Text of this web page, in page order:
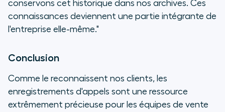
conservons cet historique dans nos archives. Ces
connaissances deviennent une partie intégrante de
l'entreprise elle-même."
Conclusion
Comme le reconnaissent nos clients, les
enregistrements d'appels sont une ressource
extrêmement précieuse pour les équipes de vente